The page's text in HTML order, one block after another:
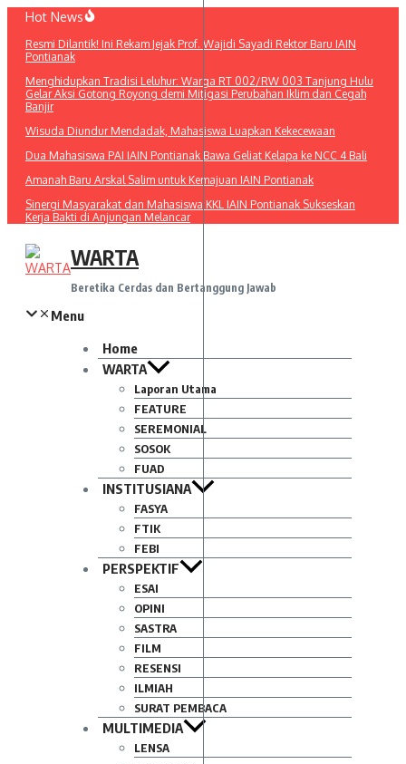
Lewati
konten
Hot News
Resmi Dilantik! Ini Rekam Jejak Prof. Wajidi Sayadi Rektor Baru IAIN
Pontianak
Menghidupkan Tradisi Leluhur: Warga RT 002/RW 003 Tanjung Hulu
Gelar Aksi Gotong Royong demi Mitigasi Perubahan Iklim dan Cegah
Banjir
Wisuda Diundur Mendadak, Mahasiswa Luapkan Kekecewaan
Dua Mahasiswa PAI IAIN Pontianak Bawa Geliat Kelapa ke NCC 4 Bali
Amanah Baru Arskal Salim untuk Kemajuan IAIN Pontianak
Sinergi Masyarakat dan Mahasiswa KKL IAIN Pontianak Sukseskan
Kerja Bakti di Anjungan Melancar
WARTA
Beretika Cerdas dan Bertanggung Jawab
Menu
Home
WARTA
Laporan Utama
FEATURE
SEREMONIAL
SOSOK
FUAD
INSTITUSIANA
FASYA
FTIK
FEBI
PERSPEKTIF
ESAI
OPINI
SASTRA
FILM
RESENSI
ILMIAH
SURAT PEMBACA
MULTIMEDIA
LENSA